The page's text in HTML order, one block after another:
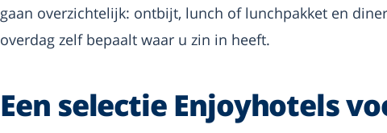
gaan overzichtelijk: ontbijt, lunch of lunchpakket en
overdag zelf bepaalt waar u zin in heeft.
Een selectie Enjoyhotels